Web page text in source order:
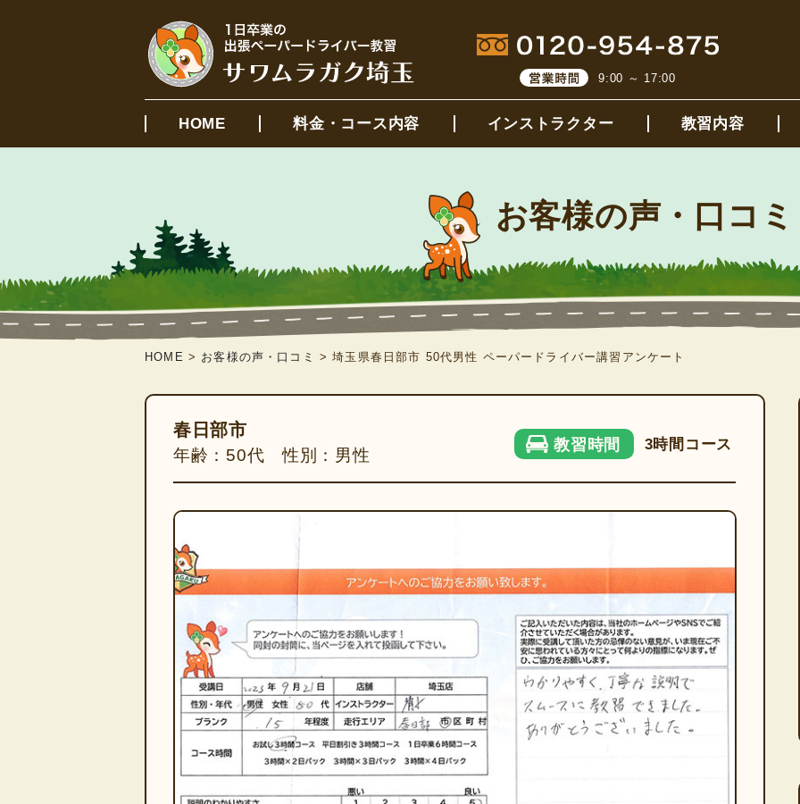
9:00 ～ 17:00
HOME 料金・コース内容 インストラクター 教習内容
お客様の声・口コミ
HOME > お客様の声・口コミ >埼玉県春日部市 50代男性 ペーパードライバー講習アンケート
春日部市
年齢：50代 性別：男性
教習時間 3時間コース